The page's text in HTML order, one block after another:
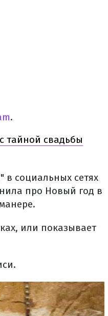
.
тайной свадьбы
в социальных сетях
про Новый год в
или показывает